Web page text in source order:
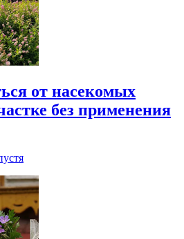
от насекомых
без применения